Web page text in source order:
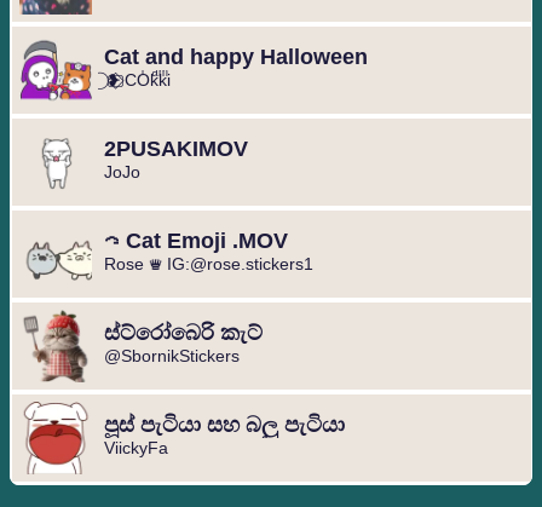
Cat and happy Halloween
⃝ ❥⃢⃟ COͥkͣkͫi
2PUSAKIMOV
JoJo
ᯏCat Emoji .MOV
Rose ♛ IG:@rose.stickers1
ස්ට්රෝබෙරි කැට්
@SbornikStickers
පූස් පැටියා සහ බලු පැටියා
ViickyFa